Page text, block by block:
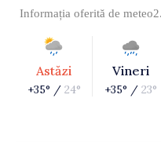
Informația oferită de
Astăzi
+35° / 24°
Vineri
+35° / 23°